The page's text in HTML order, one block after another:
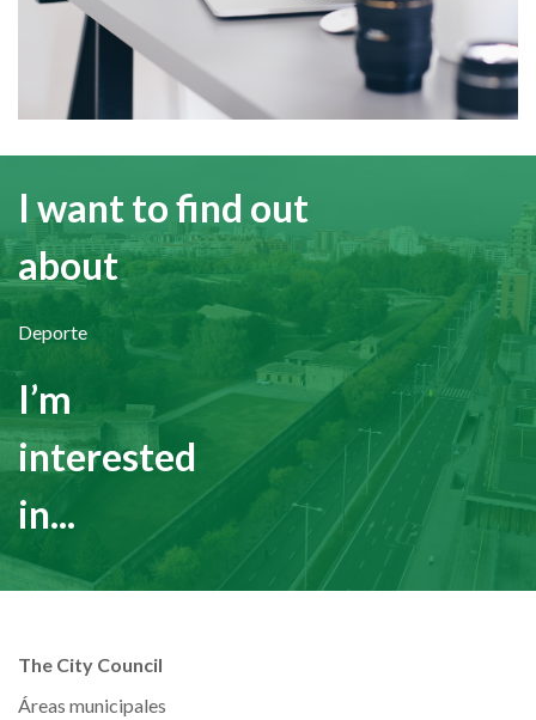
I want to find out
about
Deporte
I’m
interested
in...
The City Council
Áreas municipales